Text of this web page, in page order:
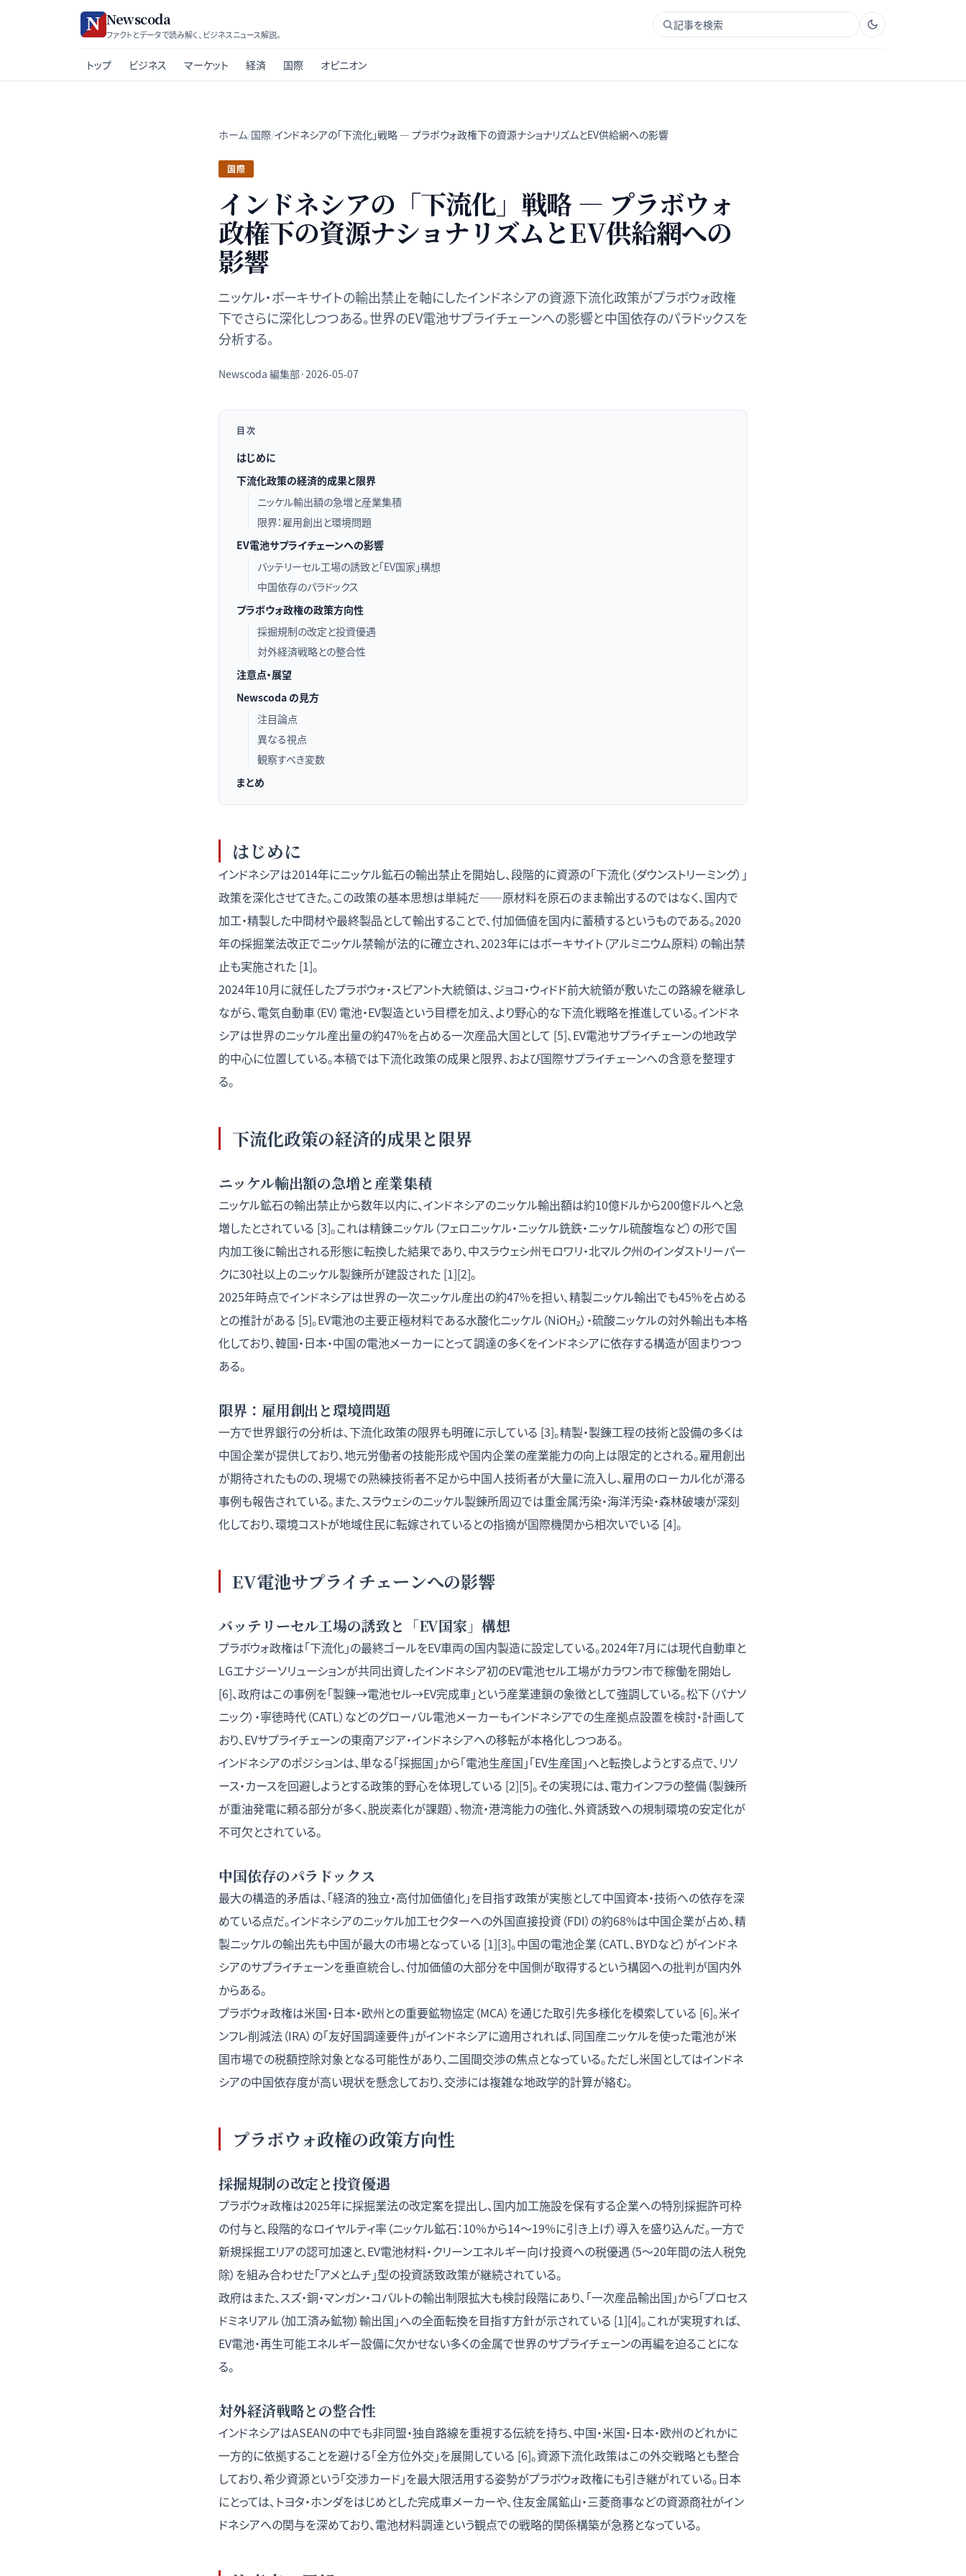
Newscoda
ファクトとデータで読み解く、ビジネスニュース解説。
記事を検索
トップ ビジネス マーケット 経済 国際 オピニオン
ホーム/国際/インドネシアの「下流化」戦略 — プラボウォ政権下の資源ナショナリズムとEV供給網への影響
国際
インドネシアの「下流化」戦略 — プラボウォ
政権下の資源ナショナリズムとEV供給網への
影響
ニッケル・ボーキサイトの輸出禁止を軸にしたインドネシアの資源下流化政策がプラボウォ政権
下でさらに深化しつつある。世界のEV電池サプライチェーンへの影響と中国依存のパラドックスを
分析する。
Newscoda 編集部·2026-05-07
目次
はじめに
下流化政策の経済的成果と限界
ニッケル輸出額の急増と産業集積
限界：雇用創出と環境問題
EV電池サプライチェーンへの影響
バッテリーセル工場の誘致と「EV国家」構想
中国依存のパラドックス
プラボウォ政権の政策方向性
採掘規制の改定と投資優遇
対外経済戦略との整合性
注意点・展望
Newscoda の見方
注目論点
異なる視点
観察すべき変数
まとめ
はじめに
インドネシアは2014年にニッケル鉱石の輸出禁止を開始し、段階的に資源の「下流化（ダウンストリーミング）」
政策を深化させてきた。この政策の基本思想は単純だ——原材料を原石のまま輸出するのではなく、国内で
加工・精製した中間材や最終製品として輸出することで、付加価値を国内に蓄積するというものである。2020
年の採掘業法改正でニッケル禁輸が法的に確立され、2023年にはボーキサイト（アルミニウム原料）の輸出禁
止も実施された [1]。
2024年10月に就任したプラボウォ・スビアント大統領は、ジョコ・ウィドド前大統領が敷いたこの路線を継承し
ながら、電気自動車（EV）電池・EV製造という目標を加え、より野心的な下流化戦略を推進している。インドネ
シアは世界のニッケル産出量の約47%を占める一次産品大国として [5]、EV電池サプライチェーンの地政学
的中心に位置している。本稿では下流化政策の成果と限界、および国際サプライチェーンへの含意を整理す
る。
下流化政策の経済的成果と限界
ニッケル輸出額の急増と産業集積
ニッケル鉱石の輸出禁止から数年以内に、インドネシアのニッケル輸出額は約10億ドルから200億ドルへと急
増したとされている [3]。これは精錬ニッケル（フェロニッケル・ニッケル銑鉄・ニッケル硫酸塩など）の形で国
内加工後に輸出される形態に転換した結果であり、中スラウェシ州モロワリ・北マルク州のインダストリーパー
クに30社以上のニッケル製錬所が建設された [1][2]。
2025年時点でインドネシアは世界の一次ニッケル産出の約47%を担い、精製ニッケル輸出でも45%を占める
との推計がある [5]。EV電池の主要正極材料である水酸化ニッケル（NiOH₂）・硫酸ニッケルの対外輸出も本格
化しており、韓国・日本・中国の電池メーカーにとって調達の多くをインドネシアに依存する構造が固まりつつ
ある。
限界：雇用創出と環境問題
一方で世界銀行の分析は、下流化政策の限界も明確に示している [3]。精製・製錬工程の技術と設備の多くは
中国企業が提供しており、地元労働者の技能形成や国内企業の産業能力の向上は限定的とされる。雇用創出
が期待されたものの、現場での熟練技術者不足から中国人技術者が大量に流入し、雇用のローカル化が滞る
事例も報告されている。また、スラウェシのニッケル製錬所周辺では重金属汚染・海洋汚染・森林破壊が深刻
化しており、環境コストが地域住民に転嫁されているとの指摘が国際機関から相次いでいる [4]。
EV電池サプライチェーンへの影響
バッテリーセル工場の誘致と「EV国家」構想
プラボウォ政権は「下流化」の最終ゴールをEV車両の国内製造に設定している。2024年7月には現代自動車と
LGエナジーソリューションが共同出資したインドネシア初のEV電池セル工場がカラワン市で稼働を開始し
[6]、政府はこの事例を「製錬→電池セル→EV完成車」という産業連鎖の象徴として強調している。松下（パナソ
ニック）・寧徳時代（CATL）などのグローバル電池メーカーもインドネシアでの生産拠点設置を検討・計画して
おり、EVサプライチェーンの東南アジア・インドネシアへの移転が本格化しつつある。
インドネシアのポジションは、単なる「採掘国」から「電池生産国」「EV生産国」へと転換しようとする点で、リソ
ース・カースを回避しようとする政策的野心を体現している [2][5]。その実現には、電力インフラの整備（製錬所
が重油発電に頼る部分が多く、脱炭素化が課題）、物流・港湾能力の強化、外資誘致への規制環境の安定化が
不可欠とされている。
中国依存のパラドックス
最大の構造的矛盾は、「経済的独立・高付加価値化」を目指す政策が実態として中国資本・技術への依存を深
めている点だ。インドネシアのニッケル加工セクターへの外国直接投資（FDI）の約68%は中国企業が占め、精
製ニッケルの輸出先も中国が最大の市場となっている [1][3]。中国の電池企業（CATL、BYDなど）がインドネ
シアのサプライチェーンを垂直統合し、付加価値の大部分を中国側が取得するという構図への批判が国内外
からある。
プラボウォ政権は米国・日本・欧州との重要鉱物協定（MCA）を通じた取引先多様化を模索している [6]。米イ
ンフレ削減法（IRA）の「友好国調達要件」がインドネシアに適用されれば、同国産ニッケルを使った電池が米
国市場での税額控除対象となる可能性があり、二国間交渉の焦点となっている。ただし米国としてはインドネ
シアの中国依存度が高い現状を懸念しており、交渉には複雑な地政学的計算が絡む。
プラボウォ政権の政策方向性
採掘規制の改定と投資優遇
プラボウォ政権は2025年に採掘業法の改定案を提出し、国内加工施設を保有する企業への特別採掘許可枠
の付与と、段階的なロイヤルティ率（ニッケル鉱石：10%から14〜19%に引き上げ）導入を盛り込んだ。一方で
新規採掘エリアの認可加速と、EV電池材料・クリーンエネルギー向け投資への税優遇（5〜20年間の法人税免
除）を組み合わせた「アメとムチ」型の投資誘致政策が継続されている。
政府はまた、スズ・銅・マンガン・コバルトの輸出制限拡大も検討段階にあり、「一次産品輸出国」から「プロセス
ドミネリアル（加工済み鉱物）輸出国」への全面転換を目指す方針が示されている [1][4]。これが実現すれば、
EV電池・再生可能エネルギー設備に欠かせない多くの金属で世界のサプライチェーンの再編を迫ることにな
る。
対外経済戦略との整合性
インドネシアはASEANの中でも非同盟・独自路線を重視する伝統を持ち、中国・米国・日本・欧州のどれかに
一方的に依拠することを避ける「全方位外交」を展開している [6]。資源下流化政策はこの外交戦略とも整合
しており、希少資源という「交渉カード」を最大限活用する姿勢がプラボウォ政権にも引き継がれている。日本
にとっては、トヨタ・ホンダをはじめとした完成車メーカーや、住友金属鉱山・三菱商事などの資源商社がイン
ドネシアへの関与を深めており、電池材料調達という観点での戦略的関係構築が急務となっている。